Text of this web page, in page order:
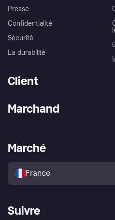
Presse
Confidentialité
Sécurité
La durabilité
Client
Explorez les magasins
Politique de protection de
l’acheteur Klarna
Marchand
Portail Marchand
Marché
France
Suivre